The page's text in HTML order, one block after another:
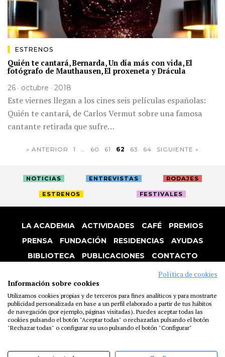
ESTRENOS
Quién te cantará, Bernarda, Un día más con vida, El
fotógrafo de Mauthausen, El proxeneta y Drácula
26 · octubre · 2018
Este viernes llegan a los cines seis películas españolas:
Quién te cantará, de Carlos Vermut sobre una famosa
cantante retirada que sufre…
« ANTERIOR 1 60 61 62 63 64 SIGUIENTE »
NOTICIAS ENTREVISTAS RODAJES
ESTRENOS FESTIVALES
LA ACADEMIA ACTIVIDADES CAFÉ
PREMIOS
PRENSA
FUNDACIÓN RESIDENCIAS
AYUDAS
BIBLIOTECA
PUBLICACIONES
CONTACTO
COOKIES
Política de cookies
Información sobre cookies
Utilizamos cookies propias y de terceros para fines analíticos y para mostrarte
publicidad personalizada en base a un perfil elaborado a partir de tus hábitos
de navegación (por ejemplo, páginas visitadas). Puedes aceptar todas las
cookies pulsando el botón "Aceptar todas" o rechazarlas pulsando el botón
"Rechazar todas" o configurar su uso pulsando el botón "Configurar"